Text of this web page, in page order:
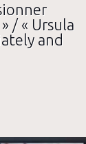
/ « Ursula
and